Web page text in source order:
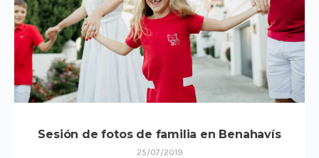
Sesión de fotos de familia en Benahavís
25/07/2019